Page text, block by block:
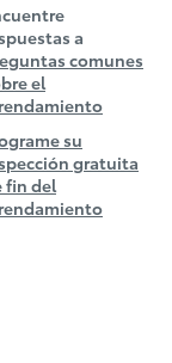
a
comunes
el
su
gratuita
fin del